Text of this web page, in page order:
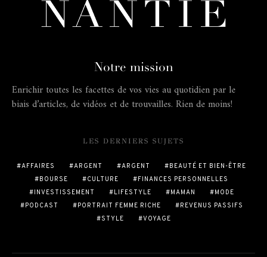
Notre mission
Enrichir toutes les facettes de vos vies au quotidien par le
biais d’articles, de vidéos et de trouvailles. Rien de moins!
LES DERNIERS SUJETS
AFFAIRES ARGENT ARGENT
BEAUTÉ ET BIEN-ÊTRE
BOURSE
CULTURE
FINANCES PERSONNELLES
INVESTISSEMENT
LIFESTYLE MAMAN
MODE
PODCAST
PORTRAIT FEMME RICHE
REVENUS PASSIFS
STYLE
VOYAGE